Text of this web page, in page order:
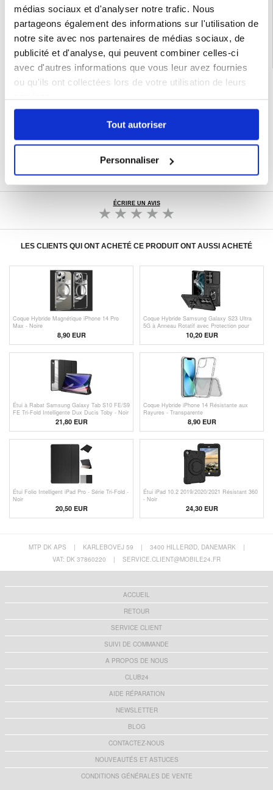
médias sociaux et d'analyser notre trafic. Nous
partageons également des informations sur l'utilisation de
notre site avec nos partenaires de médias sociaux, de
publicité et d'analyse, qui peuvent combiner celles-ci
avec d'autres informations que vous leur avez fournies
ou qu'ils ont collectées lors de votre utilisation de leurs
Tout autoriser
Personnaliser
Catégories associées:Accessoires téléphone, Coque & Accessoires iPhone
iPhone 15 Pro Coque & Accessoires
LIVRAISON RAPIDE
POLITIQUE DE RETOUR DE 30 JOURS
PLUS DE 8 000 000 DE CLIENTS
ÉCRIRE UN AVIS
LES CLIENTS QUI ONT ACHETÉ CE PRODUIT ONT AUSSI ACHETÉ
Coque Hybride Magnétique iPhone 14 Pro
Max - Noire
8,90 EUR
Coque Hybride Samsung Galaxy S23 Ultra
5G à Anneau Rotatif avec Protection pour
Appareil Photo - Noire10,20 EUR
Étui à Rabat Samsung Galaxy Tab S10 FE/S9
FE Tri-Fold Intelligente Dux Ducis Toby - Noir
21,80 EUR
Coque Hybride iPhone 14 Résistante aux
Rayures - Transparente
8,90 EUR
Étui Folio Intelligent iPad Pro - Série Tri-Fold -
Noir
20,50 EUR
Étui iPad 10.2 2019/2020/2021 Résistant 360
- Noir
24,30 EUR
MTP DK APS | KARLEBOVEJ 59 | 3400 HILLERØD, DANEMARK
|
VAT: DK 37860220
| SERVICE.CLIENT@MOBILE24.FR
ACCUEIL
RETOUR
SERVICE CLIENT
SUIVI DE COMMANDE
A PROPOS DE NOUS
CLUB24
AIDE RÉPARATION
NEWSLETTER
BLOG
CONTACTEZ-NOUS
NOUVEAUTÉS ET ASTUCES
CONDITIONS GÉNÉRALES DE VENTE